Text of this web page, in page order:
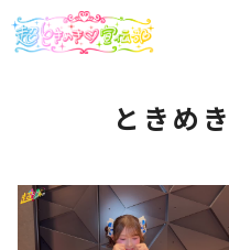
ときめ